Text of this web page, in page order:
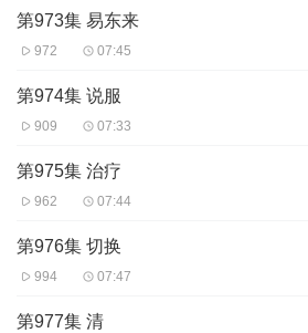
第973集 易东来
972 07:45
第974集 说服
909 07:33
第975集 治疗
962 07:44
第976集 切换
994 07:47
第977集 清